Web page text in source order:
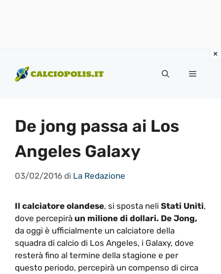
contenuto
Menu
De jong passa ai Los
Angeles Galaxy
03/02/2016 di La Redazione
Il calciatore olandese, si sposta neli Stati Uniti,
dove percepirà un milione di dollari. De Jong,
da oggi è ufficialmente un calciatore della
squadra di calcio di Los Angeles, i Galaxy, dove
resterà fino al termine della stagione e per
questo periodo, percepirà un compenso di circa